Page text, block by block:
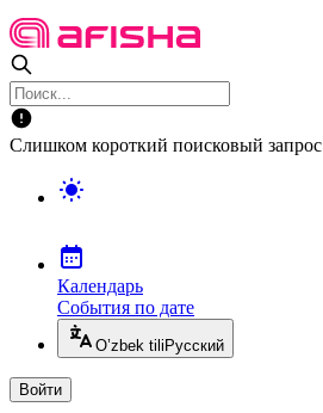
Слишком короткий поисковый запрос
Календарь
События по дате
O’zbek tili Русский
Войти